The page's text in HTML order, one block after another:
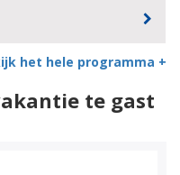
het hele programma +
te gast